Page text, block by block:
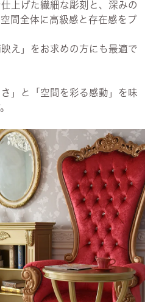
上げた繊細な彫刻と、深みの
間全体に高級感と存在感をプ
え」をお求めの方にも最適で
」と「空間を彩る感動」を味